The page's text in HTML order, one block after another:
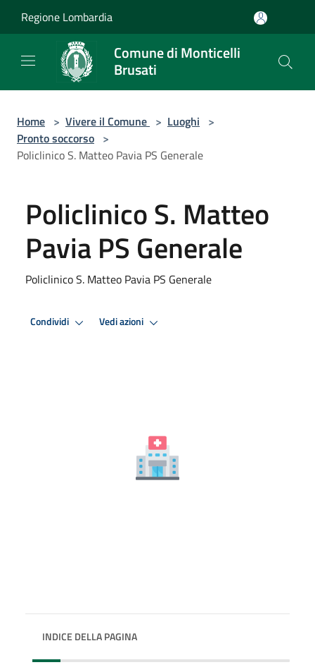
Regione Lombardia
Comune di Monticelli
Brusati
Home > Vivere il Comune > Luoghi >
Pronto soccorso >
Policlinico S. Matteo Pavia PS Generale
Policlinico S. Matteo
Pavia PS Generale
Policlinico S. Matteo Pavia PS Generale
Condividi Vedi azioni
INDICE DELLA PAGINA